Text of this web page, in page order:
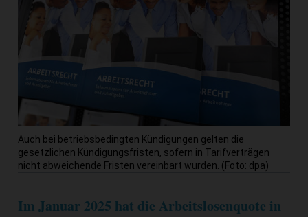
Auch bei betriebsbedingten Kündigungen gelten die
gesetzlichen Kündigungsfristen, sofern in Tarifverträgen
nicht abweichende Fristen vereinbart wurden. (Foto: dpa)
Im Januar 2025 hat die Arbeitslosenquote in